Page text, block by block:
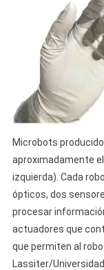
Microbots
aproximadamente
izquierda). Cada
ópticos, dos
procesar
actuadores que
que permiten al
Lassiter/Universidad